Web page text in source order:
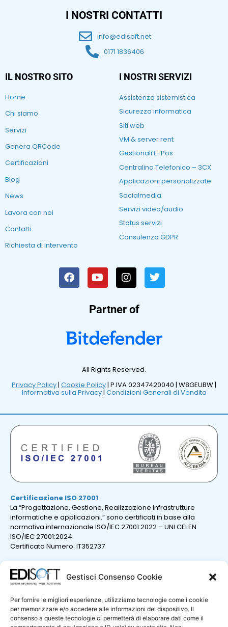
Gestisci Consenso Cookie
Per fornire le migliori esperienze, utilizziamo tecnologie come i cookie
per memorizzare e/o accedere alle informazioni del dispositivo. Il
consenso a queste tecnologie ci permetterà di elaborare dati come il
I NOSTRI CONTATTI
info@edisoft.net
0171 1836406
IL NOSTRO SITO
Home
Chi siamo
Servizi
Genera QRCode
Certificazioni
Blog
News
Lavora con noi
Contatti
Richiesta di intervento
I NOSTRI SERVIZI
Assistenza sistemistica
Sicurezza informatica
Siti web
VM & server rent
Gestionali E-Pos
Centralino Telefonico – 3CX
Applicazioni personalizzate
Socialmedia
Servizi video/audio
Status servizi
Consulenza GDPR
Partner of
All Rights Reserved.
Privacy Policy| Cookie Policy| P.IVA 02347420040 | W8GEUBW |
Informativa sulla Privacy| Condizioni Generali di Vendita
Certificazione ISO 27001
La “Progettazione, Gestione, Realizzazione infrastrutture
informatiche e applicazioni.” sono certificati in base alla
normativa internazionale ISO/IEC 27001:2022 – UNI CEI EN
ISO/IEC 27001:2024.
Certificato Numero: IT352737